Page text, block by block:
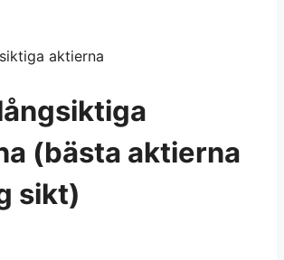
(bästa aktierna
sikt)